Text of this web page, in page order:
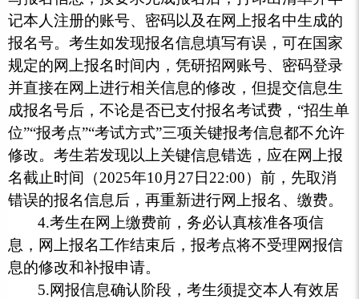
记本人注册的账号、密码以及在网上报名中生成的
报名号。考生如发现报名信息填写有误，可在国家
规定的网上报名时间内，凭研招网账号、密码登录
并直接在网上进行相关信息的修改，但提交信息生
成报名号后，不论是否已支付报名考试费，“招生单
位”“报考点”“考试方式”三项关键报考信息都不允许
修改。考生若发现以上关键信息错选，应在网上报
名截止时间（2025年10月27日22:00）前，先取消
错误的报名信息后，再重新进行网上报名、缴费。
4.考生在网上缴费前，务必认真核准各项信
息，网上报名工作结束后，报考点将不受理网报信
息的修改和补报申请。
5.网报信息确认阶段，考生须提交本人有效居